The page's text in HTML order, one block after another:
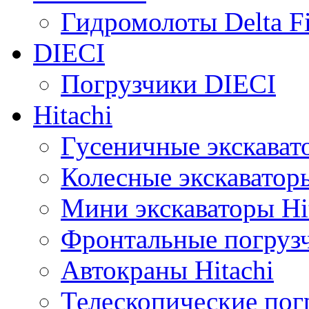
Гидромолоты Delta
DIECI
Погрузчики DIECI
Hitachi
Гусеничные
Колесные
Мини экскаваторы
Фронтальные
Автокраны Hitachi
Телескопические